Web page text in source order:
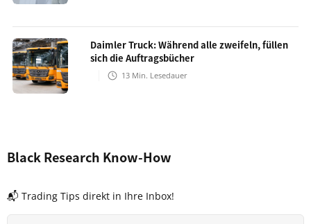
Daimler Truck: Während alle zweifeln, füllen
sich die Auftragsbücher
13 Min. Lesedauer
Black Research Know-How
📬 Trading Tips direkt in Ihre Inbox!